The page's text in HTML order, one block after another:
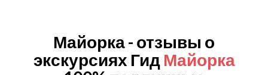
Майорка - отзывы о
экскурсиях Гид Майорка